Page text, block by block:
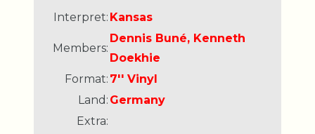
Interpret: Kansas
Members:
Dennis Buné, Kenneth
Doekhie
Format: 7'' Vinyl
Land: Germany
Extra: